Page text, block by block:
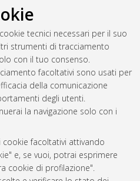
tecnici necessari per il suo
strumenti di tracciamento
con il tuo consenso.
facoltativi sono usati per
della comunicazione
degli utenti.
la navigazione solo con i
facoltativi attivando
e, se vuoi, potrai esprimere
cookie di profilazione".
della Radioimmunoterapia nei
thesis], Alma Mater
Dottorato di ricerca in
ed ematopatologia, 21 Ciclo.
1808.
ilFri Aug 7 20:49:13 2026 CEST